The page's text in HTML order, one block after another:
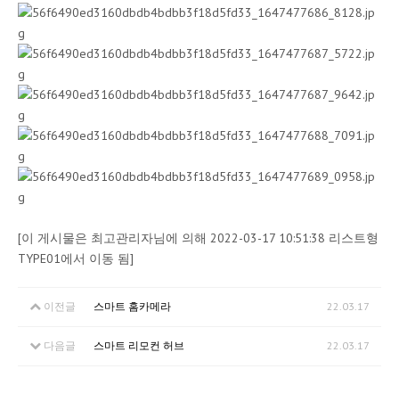
[이 게시물은 최고관리자님에 의해 2022-03-17 10:51:38 리스트형
TYPE01에서 이동 됨]
이전글 스마트 홈카메라 22.03.17
다음글 스마트 리모컨 허브 22.03.17